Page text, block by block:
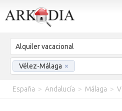
Alquiler vacacional
Vélez-Málaga ×
España > Andalucía > Málaga >